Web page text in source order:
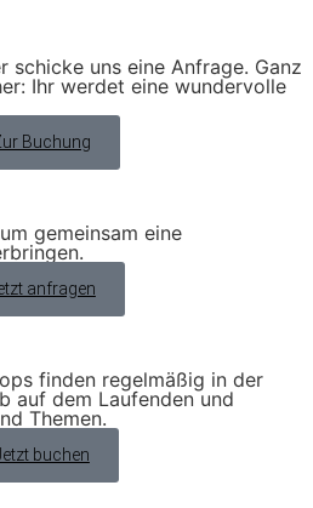
schicke uns eine Anfrage. Ganz
Ihr werdet eine wundervolle
Buchung
gemeinsam eine
anfragen
finden regelmäßig in der
auf dem Laufenden und
Themen.
buchen